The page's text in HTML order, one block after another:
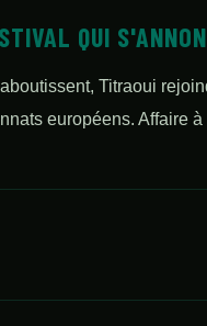
QUI
Titraoui
européens. Affaire